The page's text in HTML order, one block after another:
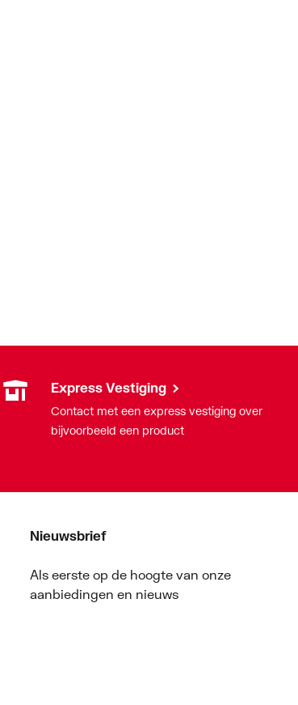
Express Vestiging
Contact met een express vestiging over
bijvoorbeeld een product
Nieuwsbrief
Als eerste op de hoogte van onze
aanbiedingen en nieuws